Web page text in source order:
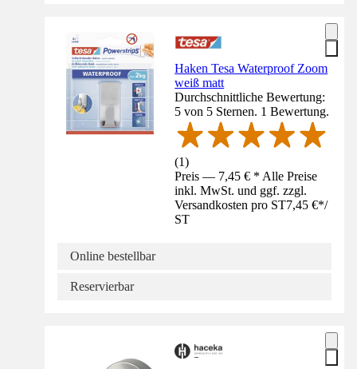
Haken Tesa Waterproof Zoom
weiß matt
Durchschnittliche Bewertung:
5 von 5 Sternen. 1 Bewertung.
(1)
Preis — 7,45 € * Alle Preise
inkl. MwSt. und ggf. zzgl.
Versandkosten pro ST7,45 €*/
ST
Online bestellbar
Reservierbar